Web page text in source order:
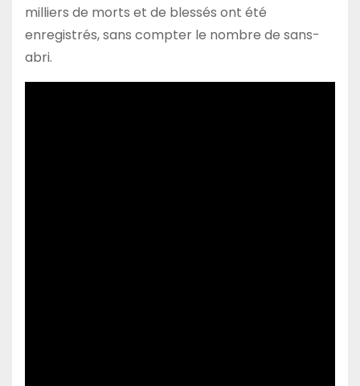
milliers de morts et de blessés ont été
enregistrés, sans compter le nombre de sans-
abri.